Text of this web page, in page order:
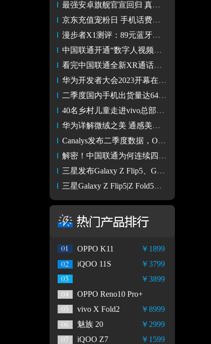
最强安卓旗舰官宣回归 真我GT5抢先亮相ChinaJoy2023
京东充值宠粉日 手机话费充值立减3元 芒果TV会员年卡低至79元
漫步者X1测评：89元蓝牙耳机暗藏惊喜
中国联通开通“数字人视频彩铃”，带你提前一步进入元宇宙！
看完中国联通全新XR通话，让人忍不住想马上打Call
华为开发者大会2023开幕在即，HarmonyOS将迎来全新升级
二季度国内手机出货量达6430万部 vivo以18%市场份额位列首位
40名乡村儿童走进vivo总部实验室 探索科技奥秘
华为详解微绒之美 通感美学将成未来笔记本设计新趋势
Canalys发布二季度数据，OPPO出货量成为上半年中国市场第一
解密！中国联通为何连续四年参加ChinaJoy？
三星发布Galaxy Z Flip5、Galaxy Z Fold5
三星Galaxy Z Flip5|Z Fold5先行者计划开启
￥1899
OPPO K11
￥3799
iQOO 11S
￥3899
OPPO Reno10 Pro+
￥8999
vivo X Fold2
￥2999
魅族 20
￥1599
iQOO Z7